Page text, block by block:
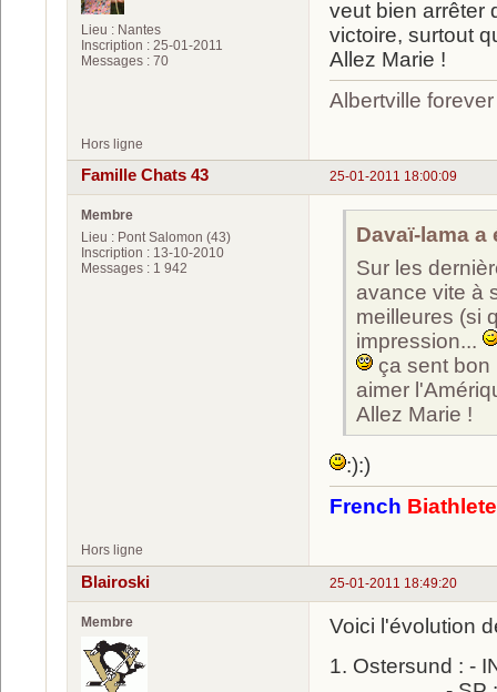
Lieu : Nantes
Inscription : 25-01-2011
Messages : 70
veut bien arrêter
victoire, surtout
Allez Marie !
Albertville
Hors ligne
25-01-2011 18:00:09
Famille Chats 43
Membre
Lieu : Pont Salomon (43)
Inscription : 13-10-2010
Messages : 1 942
Davaï-lama a
Sur les
avance vite à
meilleures (si
impression...
ça sent bon
aimer
Allez Marie !
:):)
French
Hors ligne
25-01-2011 18:49:20
Blairoski
Membre
Voici l'évolution
1. Ostersund : -